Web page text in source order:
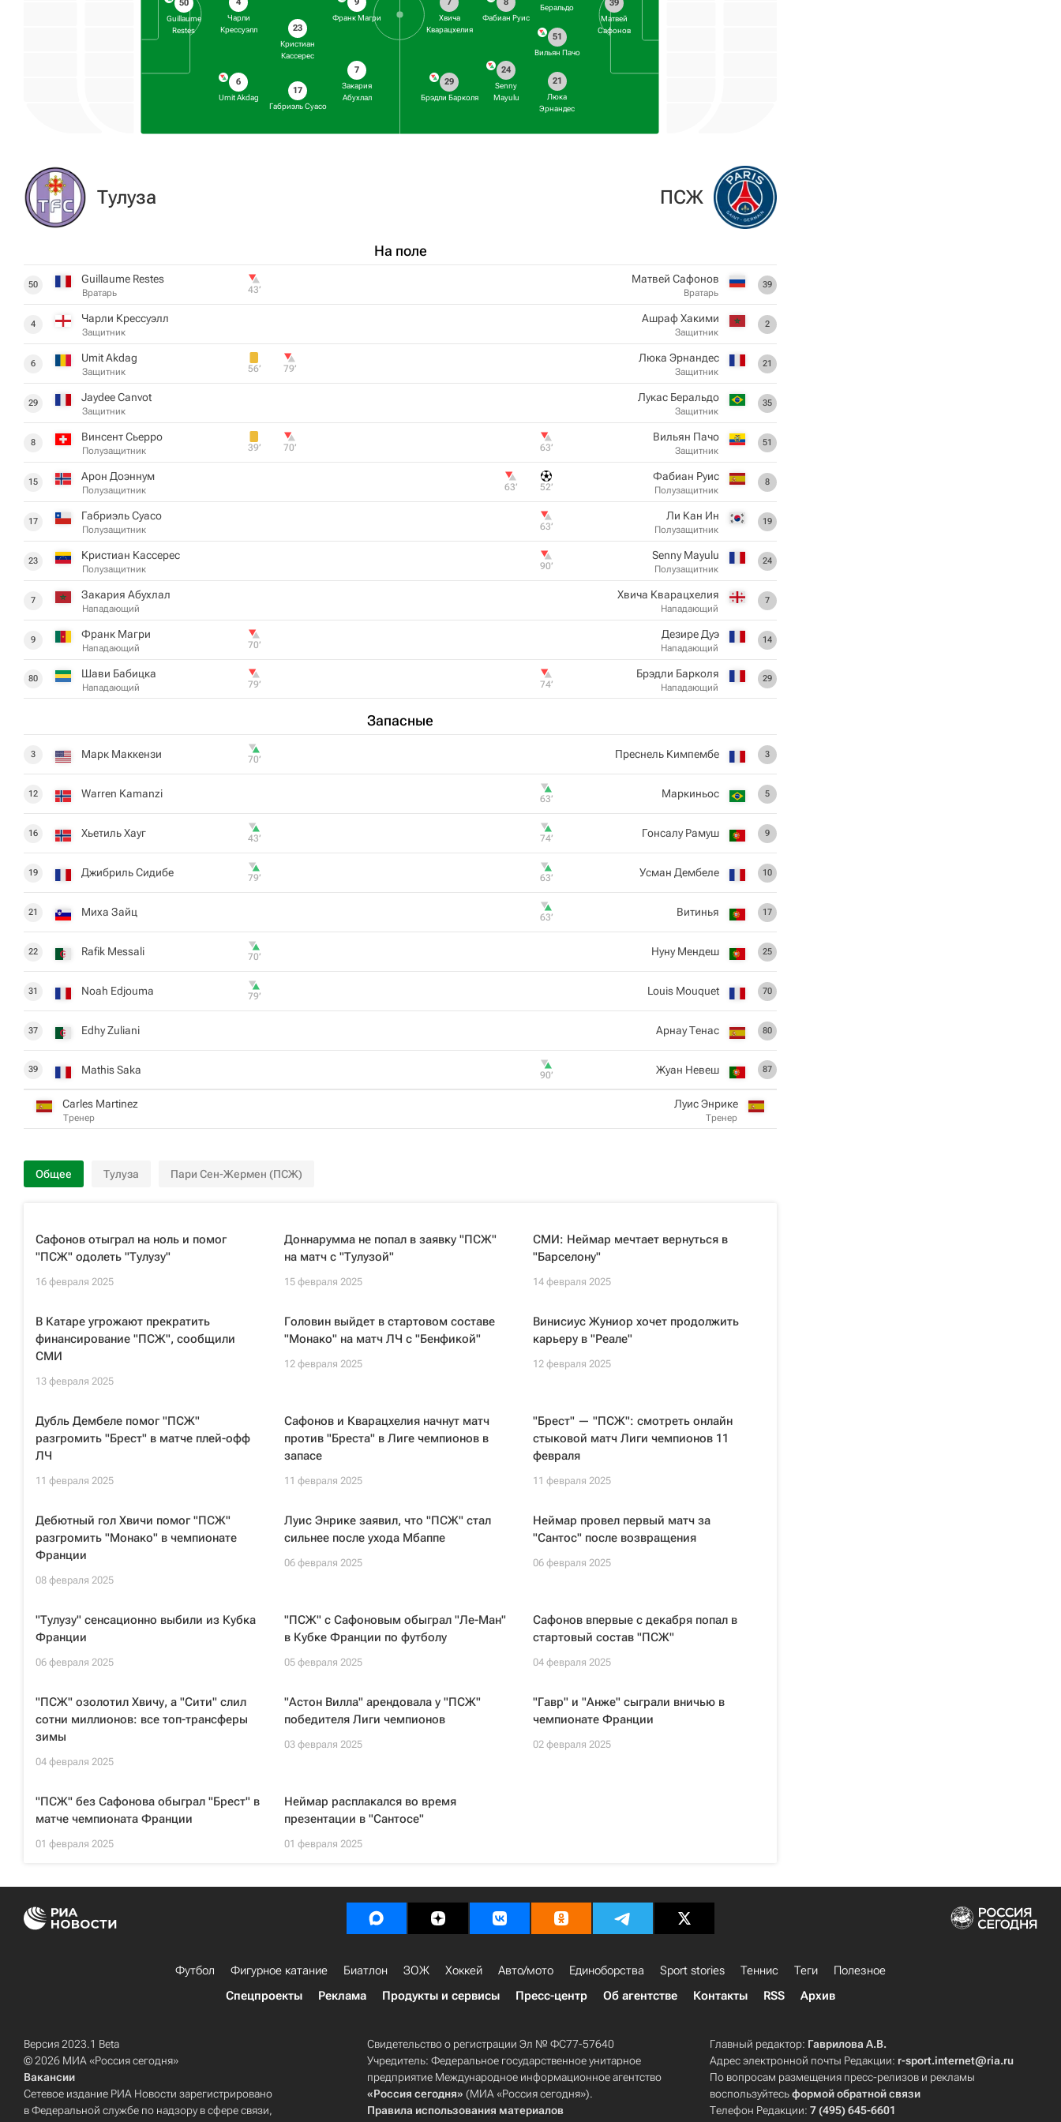
50
Guillaume
Restes
4
Чарли
Крессуэлл
6
Umit Akdag
23
Кристиан
Кассерес
17
Габриэль Суасо
9
Франк Магри
7
Закария
Абухлал
39
Матвей
Сафонов
Беральдо
51
Вильян Пачо
21
Люка
Эрнандес
8
Фабиан Руис
24
Senny
Mayulu
7
Хвича
Кварацхелия
29
Брэдли Барколя
Тулуза
На поле
50 Guillaume Restes
Вратарь 43‎’‎
4 Чарли Крессуэлл
Защитник
6 Umit Akdag
Защитник 56‎’‎ 79‎’‎
29 Jaydee Canvot
Защитник
8 Винсент Сьерро
Полузащитник 39‎’‎ 70‎’‎
15 Арон Доэннум
Полузащитник
17 Габриэль Суасо
Полузащитник
23 Кристиан Кассерес
Полузащитник
7 Закария Абухлал
Нападающий
9 Франк Магри
Нападающий 70‎’‎
80 Шави Бабицка
Нападающий 79‎’‎
Запасные
3 Марк Маккензи 70‎’‎
12 Warren Kamanzi
16 Хьетиль Хауг 43‎’‎
19 Джибриль Сидибе 79‎’‎
21 Миха Зайц
22 Rafik Messali 70‎’‎
31 Noah Edjouma 79‎’‎
37 Edhy Zuliani
39 Mathis Saka
Carles Martinez
Тренер
ПСЖ
39
Матвей Сафонов
Вратарь
2
Ашраф Хакими
Защитник
21
Люка Эрнандес
Защитник
35
Лукас Беральдо
Защитник
51
Вильян Пачо
Защитник
63‎’‎
8
Фабиан Руис
Полузащитник
52‎’‎
63‎’‎
19
Ли Кан Ин
Полузащитник
63‎’‎
24
Senny Mayulu
Полузащитник
90‎’‎
7
Хвича Кварацхелия
Нападающий
14
Дезире Дуэ
Нападающий
29
Брэдли Барколя
Нападающий
74‎’‎
3
Преснель Кимпембе
5
Маркиньос
63‎’‎
9
Гонсалу Рамуш
74‎’‎
10
Усман Дембеле
63‎’‎
17
Витинья
63‎’‎
25
Нуну Мендеш
70
Louis Mouquet
80
Арнау Тенас
87
Жуан Невеш
90‎’‎
Луис Энрике
Тренер
Общее Тулуза Пари Сен-Жермен (ПСЖ)
Сафонов отыграл на ноль и помог
"ПСЖ" одолеть "Тулузу"
16 февраля 2025
Доннарумма не попал в заявку "ПСЖ"
на матч с "Тулузой"
15 февраля 2025
СМИ: Неймар мечтает вернуться в
"Барселону"
14 февраля 2025
В Катаре угрожают прекратить
финансирование "ПСЖ", сообщили
СМИ
13 февраля 2025
Головин выйдет в стартовом составе
"Монако" на матч ЛЧ с "Бенфикой"
12 февраля 2025
Винисиус Жуниор хочет продолжить
карьеру в "Реале"
12 февраля 2025
Дубль Дембеле помог "ПСЖ"
разгромить "Брест" в матче плей-офф
ЛЧ
11 февраля 2025
Сафонов и Кварацхелия начнут матч
против "Бреста" в Лиге чемпионов в
запасе
11 февраля 2025
"Брест" — "ПСЖ": смотреть онлайн
стыковой матч Лиги чемпионов 11
февраля
11 февраля 2025
Дебютный гол Хвичи помог "ПСЖ"
разгромить "Монако" в чемпионате
Франции
08 февраля 2025
Луис Энрике заявил, что "ПСЖ" стал
сильнее после ухода Мбаппе
06 февраля 2025
Неймар провел первый матч за
"Сантос" после возвращения
06 февраля 2025
"Тулузу" сенсационно выбили из Кубка
Франции
06 февраля 2025
"ПСЖ" с Сафоновым обыграл "Ле-Ман"
в Кубке Франции по футболу
05 февраля 2025
Сафонов впервые с декабря попал в
стартовый состав "ПСЖ"
04 февраля 2025
"ПСЖ" озолотил Хвичу, а "Сити" слил
сотни миллионов: все топ-трансферы
зимы
04 февраля 2025
"Астон Вилла" арендовала у "ПСЖ"
победителя Лиги чемпионов
03 февраля 2025
"Гавр" и "Анже" сыграли вничью в
чемпионате Франции
02 февраля 2025
"ПСЖ" без Сафонова обыграл "Брест" в
матче чемпионата Франции
01 февраля 2025
Неймар расплакался во время
презентации в "Сантосе"
01 февраля 2025
Футбол Фигурное катание Биатлон ЗОЖ Хоккей Авто/мото Единоборства Sport stories Теннис Теги
Полезное
Спецпроекты
Реклама Продукты и сервисы Пресс-центр Об агентстве Контакты RSS Архив
Версия 2023.1 Beta
© 2026 МИА «Россия сегодня»
Вакансии
Сетевое издание РИА Новости зарегистрировано
в Федеральной службе по надзору в сфере связи,
Свидетельство о регистрации Эл № ФС77-57640
Учредитель: Федеральное государственное унитарное
предприятие Международное информационное агентство
«Россия сегодня» (МИА «Россия сегодня»).
Правила использования материалов
Главный редактор: Гаврилова А.В.
Адрес электронной почты Редакции: r-sport.internet@ria.ru
По вопросам размещения пресс-релизов и рекламы
воспользуйтесьформой обратной связи
Телефон Редакции:7 (495) 645-6601